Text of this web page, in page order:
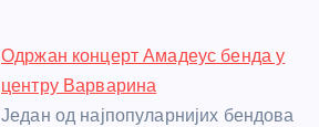
Одржан концерт Амадеус бенда у
центру Варварина
Један од најпопуларнијих бендова